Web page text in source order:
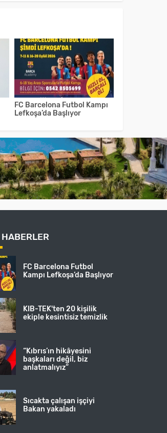
FC Barcelona Futbol Kampı
Lefkoşa’da Başlıyor
HABERLER
FC Barcelona Futbol
Kampı Lefkoşa’da Başlıyor
KIB-TEK'ten 20 kişilik
ekiple kesintisiz temizlik
“Kıbrıs’ın hikâyesini
başkaları değil, biz
anlatmalıyız”
Sıcakta çalışan işçiyi
Bakan yakaladı